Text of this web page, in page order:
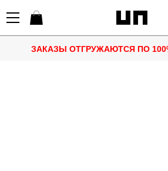
ЗАКАЗЫ ОТГРУЖАЮТСЯ ПО